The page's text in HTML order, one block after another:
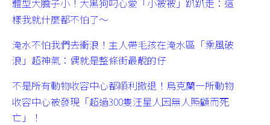
體型大膽子小！大黑狗叼心愛「小被被」趴趴走：這
樣我就什麼都不怕了～
淹水不怕我們去衝浪！主人帶毛孩在淹水區「乘風破
浪」超神氣：偶就是整條街最靚的仔
不是所有動物收容中心都順利撤退！烏克蘭一所動物
收容中心被發現「超過300隻汪星人因無人照顧而死
亡」！